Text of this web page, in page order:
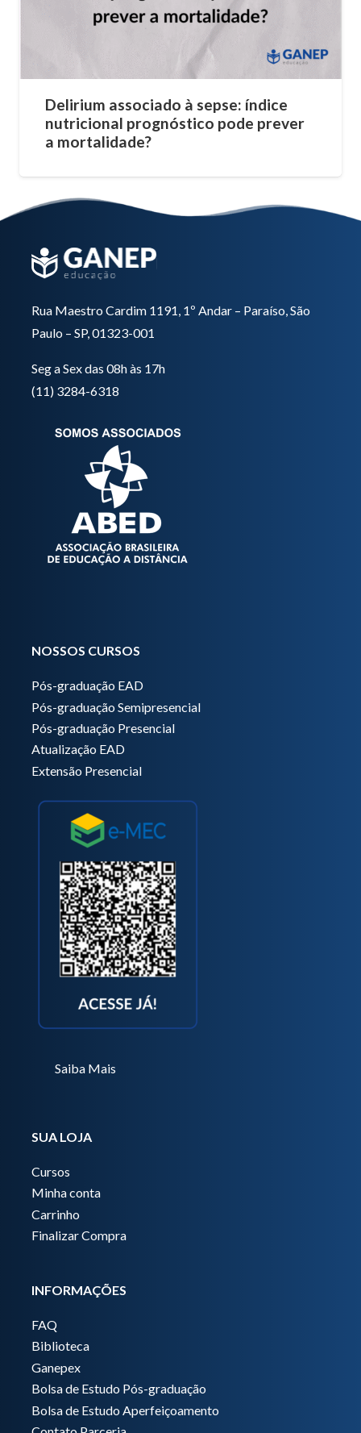
Delirium associado à sepse: índice
nutricional prognóstico pode prever
a mortalidade?
Rua Maestro Cardim 1191, 1º Andar – Paraíso, São
Paulo – SP, 01323-001
Seg a Sex das 08h às 17h
(11) 3284-6318
NOSSOS CURSOS
Pós-graduação EAD
Pós-graduação Semipresencial
Pós-graduação Presencial
Atualização EAD
Extensão Presencial
Saiba Mais
SUA LOJA
Cursos
Minha conta
Carrinho
Finalizar Compra
INFORMAÇÕES
FAQ
Biblioteca
Ganepex
Bolsa de Estudo Pós-graduação
Bolsa de Estudo Aperfeiçoamento